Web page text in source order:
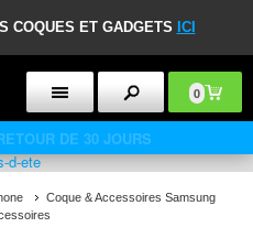
COQUES ET GADGETS ICI
0
DE 30 JOURS
Coque & Accessoires Samsung